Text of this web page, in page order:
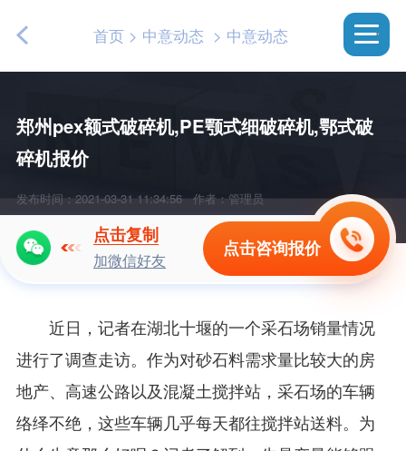
首页> 中意动态 > 中意动态
郑州pex额式破碎机,PE颚式细破碎机,鄂式破
碎机报价
发布时间：2021-03-31 11:34:56 作者：管理员
点击复制
加微信好友 点击咨询报价
近日，记者在湖北十堰的一个采石场销量情况
进行了调查走访。作为对砂石料需求量比较大的房
地产、高速公路以及混凝土搅拌站，采石场的车辆
络绎不绝，这些车辆几乎每天都往搅拌站送料。为